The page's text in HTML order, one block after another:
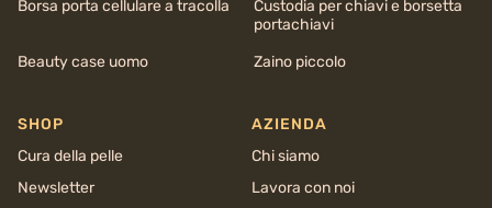
Borsa porta cellulare a tracolla
Custodia per chiavi e borsetta
portachiavi
Beauty case uomo
Zaino piccolo
SHOP
Cura della pelle
Newsletter
AZIENDA
Chi siamo
Lavora con noi